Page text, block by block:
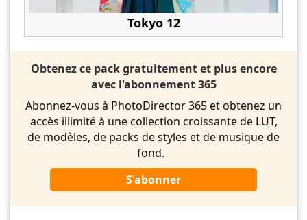
Tokyo 12
Obtenez ce pack gratuitement et plus encore
avec l'abonnement 365
Abonnez-vous à PhotoDirector 365 et obtenez un
accès illimité à une collection croissante de LUT,
de modèles, de packs de styles et de musique de
fond.
S'abonner